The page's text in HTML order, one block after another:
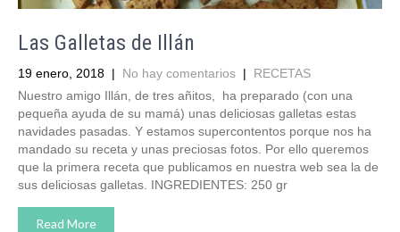
Las Galletas de Illán
19 enero, 2018 | No hay comentarios | RECETAS
Nuestro amigo Illán, de tres añitos, ha preparado (con una
pequeña ayuda de su mamá) unas deliciosas galletas estas
navidades pasadas. Y estamos supercontentos porque nos ha
mandado su receta y unas preciosas fotos. Por ello queremos
que la primera receta que publicamos en nuestra web sea la de
sus deliciosas galletas. INGREDIENTES: 250 gr
Read More